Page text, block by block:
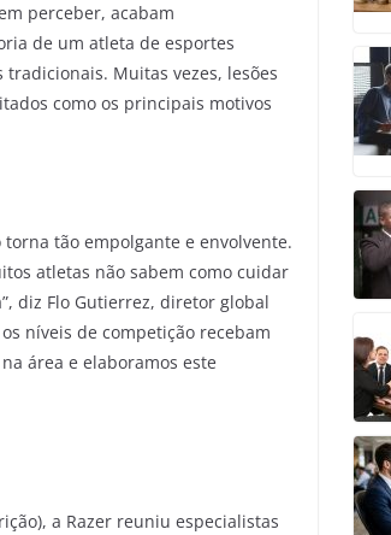
perceber, acabam
de um atleta de esportes
Muitas vezes, lesões
como os principais motivos
tão empolgante e envolvente.
atletas não sabem como cuidar
diz Flo Gutierrez, diretor global
níveis de competição recebam
área e elaboramos este
a Razer reuniu especialistas